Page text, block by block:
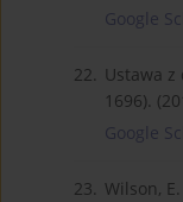
Google
22. Ustawa
1696).
Google
23. Wilson,